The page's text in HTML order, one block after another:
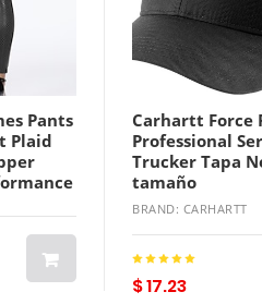
Pants
Plaid
Carhartt Force
Professional
Trucker Tapa
tamaño
BRAND: CARHARTT
$ 17.23